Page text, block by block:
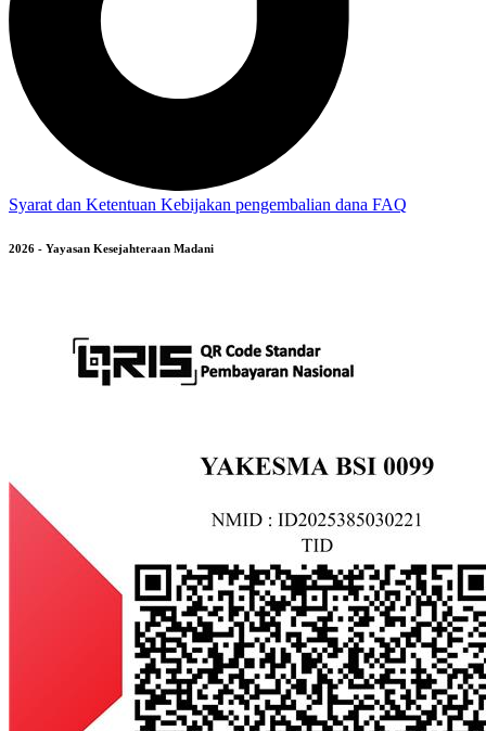
Syarat dan Ketentuan Kebijakan pengembalian dana FAQ
2026 - Yayasan Kesejahteraan Madani